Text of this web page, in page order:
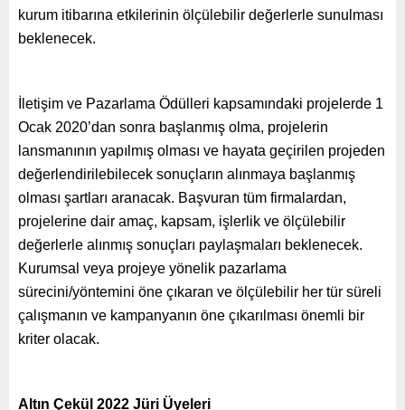
kurum itibarına etkilerinin ölçülebilir değerlerle sunulması
beklenecek.
İletişim ve Pazarlama Ödülleri kapsamındaki projelerde 1
Ocak 2020’dan sonra başlanmış olma, projelerin
lansmanının yapılmış olması ve hayata geçirilen projeden
değerlendirilebilecek sonuçların alınmaya başlanmış
olması şartları aranacak. Başvuran tüm firmalardan,
projelerine dair amaç, kapsam, işlerlik ve ölçülebilir
değerlerle alınmış sonuçları paylaşmaları beklenecek.
Kurumsal veya projeye yönelik pazarlama
sürecini/yöntemini öne çıkaran ve ölçülebilir her tür süreli
çalışmanın ve kampanyanın öne çıkarılması önemli bir
kriter olacak.
Altın Çekül 2022 Jüri Üyeleri